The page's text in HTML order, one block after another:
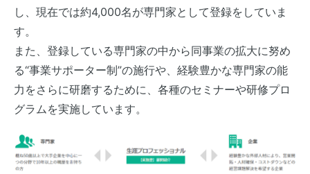
し、現在では約4,000名が専門家として登録をしていま
す。
また、登録している専門家の中から同事業の拡大に努め
る“事業サポーター制”の施行や、経験豊かな専門家の能
力をさらに研磨するために、各種のセミナーや研修プロ
グラムを実施しています。